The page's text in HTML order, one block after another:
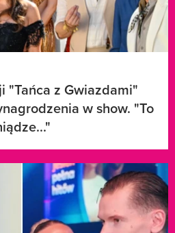
"Tańca z Gwiazdami"
w show. "To